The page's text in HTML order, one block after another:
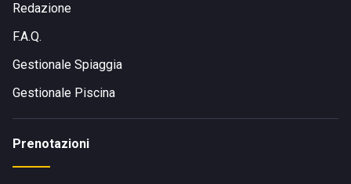
Redazione
F.A.Q.
Gestionale Spiaggia
Gestionale Piscina
Prenotazioni